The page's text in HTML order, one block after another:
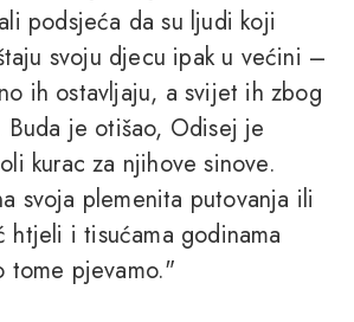
podsjeća da su ljudi koji
svoju djecu ipak u većini –
ih ostavljaju, a svijet ih zbog
je otišao, Odisej je
kurac za njihove sinove.
svoja plemenita putovanja ili
htjeli i tisućama godinama
tome pjevamo."